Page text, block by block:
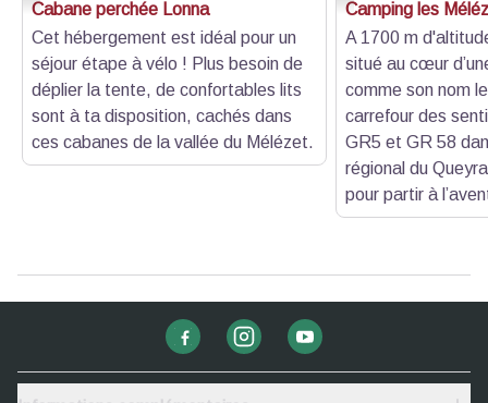
Cabane perchée Lonna
Cet hébergement est idéal pour un
séjour étape à vélo ! Plus besoin de
déplier la tente, de confortables lits
sont à ta disposition, cachés dans
ces cabanes de la vallée du Mélézet.
Camping les
A 1700 m
situé au cœur
comme son nom
carrefour des
GR5 et GR 58
régional du
pour partir à